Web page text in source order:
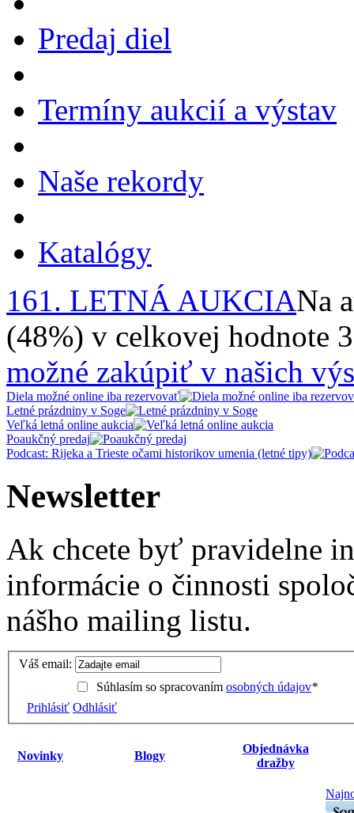
Predaj diel
Termíny aukcií a výstav
Naše rekordy
Katalógy
161. LETNÁ AUKCIANa
(48%) v celkovej hodnote
možné zakúpiť v našich
Diela možné online iba rezervovať
Letné prázdniny v Soge
Veľká letná online aukcia
Poaukčný predaj
Podcast: Rijeka a Trieste očami historikov umenia (letné tipy)
Newsletter
Ak chcete byť pravidelne
informácie o činnosti
nášho mailing listu.
Váš email:
Súhlasím so spracovaním osobných údajov*
Prihlásiť Odhlásiť
Novinky Blogy
Objednávka
dražby